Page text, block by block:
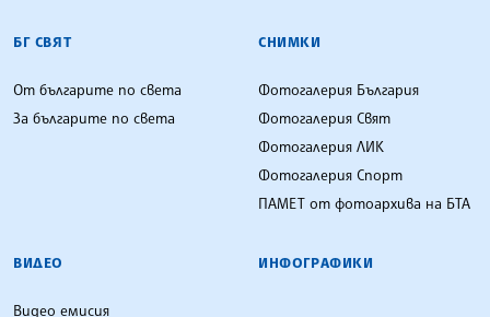
БГ СВЯТ
От българите по света
За българите по света
СНИМКИ
Фотогалерия България
Фотогалерия Свят
Фотогалерия ЛИК
Фотогалерия Спорт
ПАМЕТ от фотоархива на БТА
ВИДЕО
Видео емисия
ИНФОГРАФИКИ